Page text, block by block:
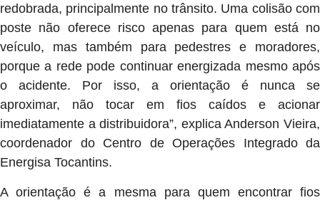
redobrada, principalmente no trânsito. Uma colisão com
poste não oferece risco apenas para quem está no
veículo, mas também para pedestres e moradores,
porque a rede pode continuar energizada mesmo após
o acidente. Por isso, a orientação é nunca se
aproximar, não tocar em fios caídos e acionar
imediatamente a distribuidora”, explica Anderson Vieira,
coordenador do Centro de Operações Integrado da
Energisa Tocantins.
A orientação é a mesma para quem encontrar fios